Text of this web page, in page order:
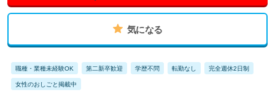
気になる
職種・業種未経験OK 第二新卒歓迎 学歴不問 転勤なし 完全週休2日制
女性のおしごと掲載中